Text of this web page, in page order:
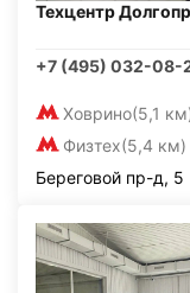
Техцентр
+7 (495) 032-08-
Ховрино(5,1
Физтех(5,4 км)
Береговой пр-д, 5